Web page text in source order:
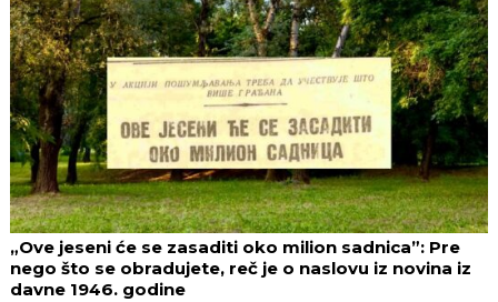
„Ove jeseni će se zasaditi oko milion sadnica”: Pre
nego što se obradujete, reč je o naslovu iz novina iz
davne 1946. godine